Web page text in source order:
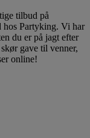
tilbud på
hos Partyking. Vi har
du er på jagt efter
gave til venner,
online!